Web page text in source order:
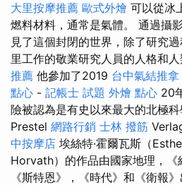
大里按摩推薦 歐式外燴 可以從冰
燃料材料，通常是氣體。 通過攝
見了這個封閉的世界，除了研究
里工作的敬業研究人員的人格和人
推薦 他參加了2019 台中氣結推拿
點心 - 記帳士 試題 外燴 點心 20
險被認為是有史以來最大的北極
Prestel 網路行銷 士林 撥筋
中按摩店 埃絲特·霍爾瓦斯（
Horvath）的作品由國家地理，《
《斯特恩》，《時代》和《衛報》